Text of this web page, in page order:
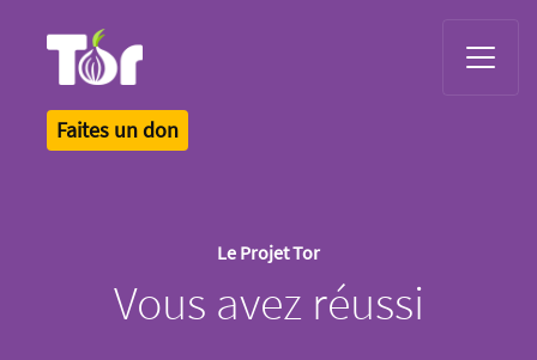
Faites un don
Le Projet Tor
Vous avez réussi